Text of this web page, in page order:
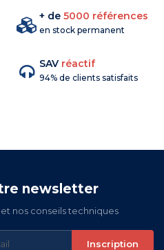
+ de 5000 références
en stock permanent
SAV réactif
94% de clients satisfaits
newsletter
nos conseils techniques
Inscription